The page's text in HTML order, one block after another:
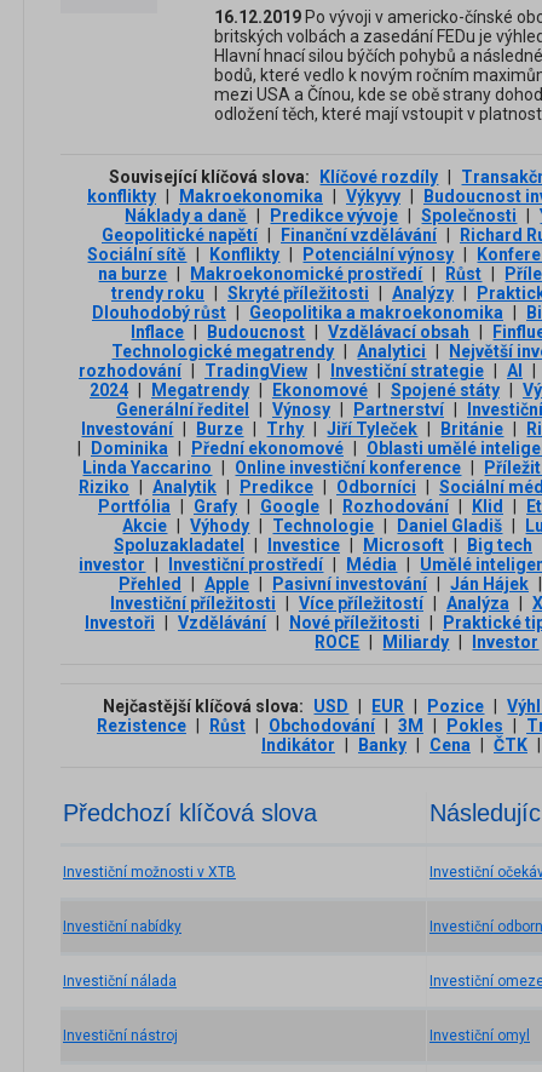
16.12.2019 Po vývoji v americko-čínské
britských volbách a zasedání FEDu je
Hlavní hnací silou býčích pohybů a
bodů, které vedlo k novým ročním
mezi USA a Čínou, kde se obě strany
odložení těch, které mají vstoupit v
Související klíčová slova: Klíčové rozdíly
konflikty
Makroekonomika Výkyvy
Budoucnost
Náklady a daně
Predikce vývoje Společnosti
Geopolitické napětí
Finanční vzdělávání
Richard
Sociální sítě
Konflikty Potenciální výnosy
na burze
Makroekonomické prostředí Růst
trendy roku
Skryté příležitosti Analýzy
Dlouhodobý růst
Geopolitika a makroekonomika
Inflace
Budoucnost Vzdělávací obsah
Technologické megatrendy
Analytici
Největší
rozhodování
TradingView Investiční strategie AI
2024
Megatrendy Ekonomové Spojené státy
Generální ředitel
Výnosy Partnerství
Investování
Burze Trhy Jiří Tyleček Británie
Dominika Přední ekonomové
Oblasti umělé
Linda Yaccarino
Online investiční konference
Riziko
Analytik Predikce Odborníci
Sociální
Portfólia
Grafy Google Rozhodování Klid
Akcie
Výhody Technologie Daniel Gladiš
Spoluzakladatel
Investice Microsoft
Big tech
investor
Investiční prostředí Média
Umělé
Přehled
Apple Pasivní investování Ján Hájek
Investiční příležitosti
Více příležitostí Analýza
Investoři
Vzdělávání Nové příležitosti
Praktické
ROCE
Miliardy Investor
Nejčastější klíčová slova: USD EUR Pozice
Rezistence
Růst Obchodování 3М Pokles
Indikátor
Banky Cena ČTK
Předchozí klíčová slova
Investiční možnosti v XTB
Investiční nabídky
Investiční nálada
Investiční nástroj
Investiční
Investiční
Investiční
Investiční omyl